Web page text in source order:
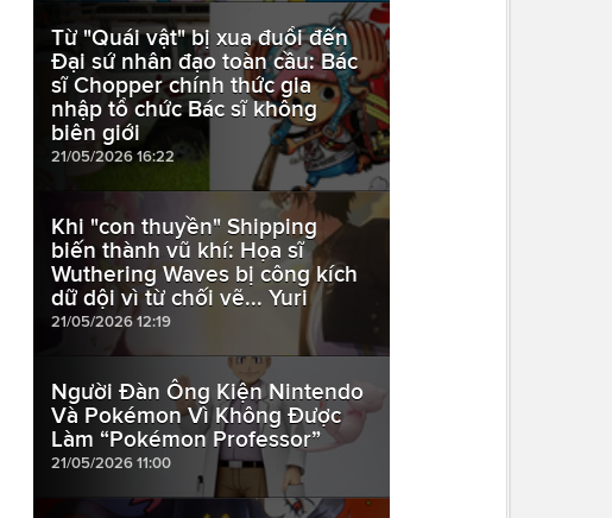
Từ "Quái vật" bị xua đuổi đến
Đại sứ nhân đạo toàn cầu: Bác
sĩ Chopper chính thức gia
nhập tổ chức Bác sĩ không
biên giới
21/05/2026 16:22
Khi "con thuyền" Shipping
biến thành vũ khí: Họa sĩ
Wuthering Waves bị công kích
dữ dội vì từ chối vẽ... Yuri
21/05/2026 12:19
Người Đàn Ông Kiện Nintendo
Và Pokémon Vì Không Được
Làm “Pokémon Professor”
21/05/2026 11:00